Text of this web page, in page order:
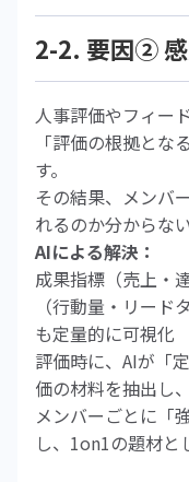
2-2. 要因②
人事評価やフィー
「評価の根拠と
す。
その結果、メンバ
れるのか分からな
AIによる解決：
成果指標（売上・
（行動量・リード
も定量的に可視化
評価時に、AIが「
価の材料を抽出し
メンバーごとに「
し、1on1の題材と